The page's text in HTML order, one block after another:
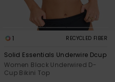
1 RECYCLED FIBER
Solid Essentials Underwire Dcup
Women Black Underwired D-
Cup Bikini Top